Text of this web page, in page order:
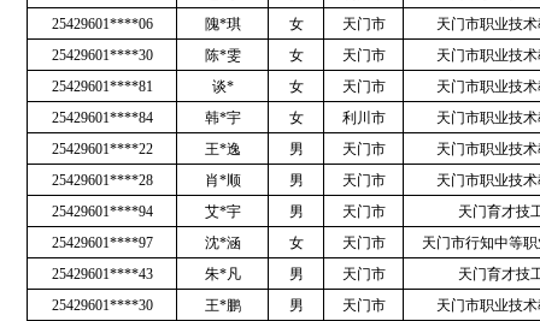
25429601****06
隗*琪 女 天门市
天门市职业技
25429601****30
陈*雯 女 天门市
天门市职业技
25429601****81
谈* 女 天门市
天门市职业技
25429601****84
韩*宇 女 利川市
天门市职业技
25429601****22
王*逸 男 天门市
天门市职业技
25429601****28
肖*顺 男 天门市
天门市职业技
25429601****94
艾*宇 男 天门市
天门育才技
25429601****97
沈*涵 女 天门市
天门市行知中等
25429601****43
朱*凡 男 天门市
天门育才技
25429601****30
王*鹏 男 天门市
天门市职业技